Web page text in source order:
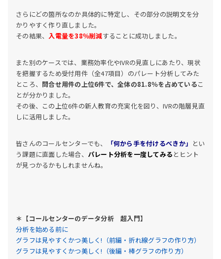
さらにどの箇所なのか具体的に特定し、その部分の説明文を分
かりやすく作り直しました。
その結果、 入電量を38％削減することに成功しました。
また別のケースでは、業務効率化やIVRの見直しにあたり、現状
を把握するため受付用件（全47項目）のパレート分析してみた
ところ、 問合せ用件の上位6件で、全体の81.8％を占めているこ
とが分かりました。
その後、この上位6件の新人教育の充実化を図り、IVRの階層見直
しに活用しました。
皆さんのコールセンターでも、 「何から手を付けるべきか」 とい
う課題に直面した場合、 パレート分析を一度してみる とヒント
が見つかるかもしれませんね。
＊【コールセンターのデータ分析 超入門】
分析を始める前に
グラフは見やすくかつ美しく!（前編・折れ線グラフの作り方）
グラフは見やすくかつ美しく!（後編・棒グラフの作り方）